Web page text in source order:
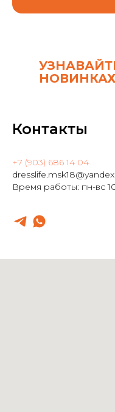
НОВИНКАХ
Контакты
+7 (903) 686 14 04
Время работы: пн-вс